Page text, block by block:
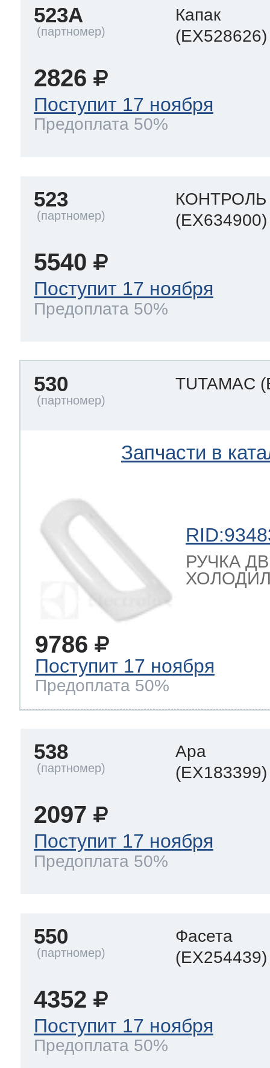
523A
Капак
(EX528626)
2826
Поступит 17 ноября
Предоплата 50%
523
КОНТРОЛЬ
(EX634900)
5540
Поступит 17 ноября
Предоплата 50%
530 TUTAMAC
Запчасти в
РУЧКА
9786
Поступит 17 ноября
Предоплата 50%
538
Ара
(EX183399)
2097
Поступит 17 ноября
Предоплата 50%
550
Фасета
(EX254439)
4352
Поступит 17 ноября
Предоплата 50%